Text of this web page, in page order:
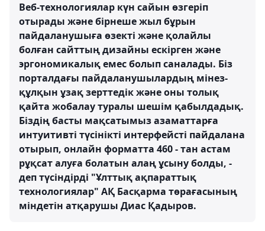
Веб-технологиялар күн сайын өзгеріп
отырады және бірнеше жыл бұрын
пайдаланушыға өзекті және қолайлы
болған сайттың дизайны ескірген және
эргономикалық емес болып саналады. Біз
порталдағы пайдаланушылардың мінез-
құлқын ұзақ зерттедік және оны толық
қайта жобалау туралы шешім қабылдадық.
Біздің басты мақсатымыз азаматтарға
интуитивті түсінікті интерфейсті пайдалана
отырып, онлайн форматта 460 - тан астам
рұқсат алуға болатын алаң ұсыну болды, -
деп түсіндірді "Ұлттық ақпараттық
технологиялар" АҚ Басқарма төрағасының
міндетін атқарушы Диас Қадыров.